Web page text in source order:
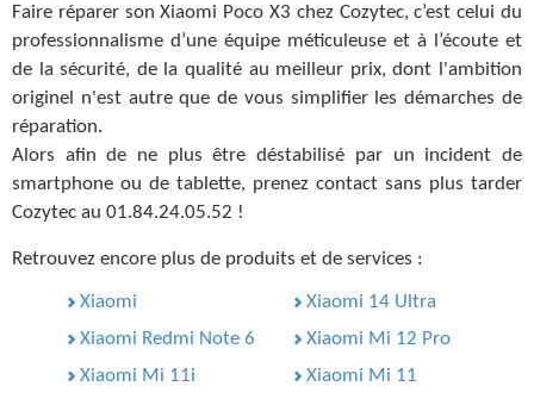
Faire réparer son Xiaomi Poco X3 chez Cozytec, c’est celui du
professionnalisme d’une équipe méticuleuse et à l’écoute et
de la sécurité, de la qualité au meilleur prix, dont l'ambition
originel n'est autre que de vous simplifier les démarches de
réparation.
Alors afin de ne plus être déstabilisé par un incident de
smartphone ou de tablette, prenez contact sans plus tarder
Cozytec au 01.84.24.05.52 !
Retrouvez encore plus de produits et de services :
Xiaomi
Xiaomi 14 Ultra
Xiaomi Redmi Note 6
Xiaomi Mi 12 Pro
Xiaomi Mi 11i
Xiaomi Mi 11